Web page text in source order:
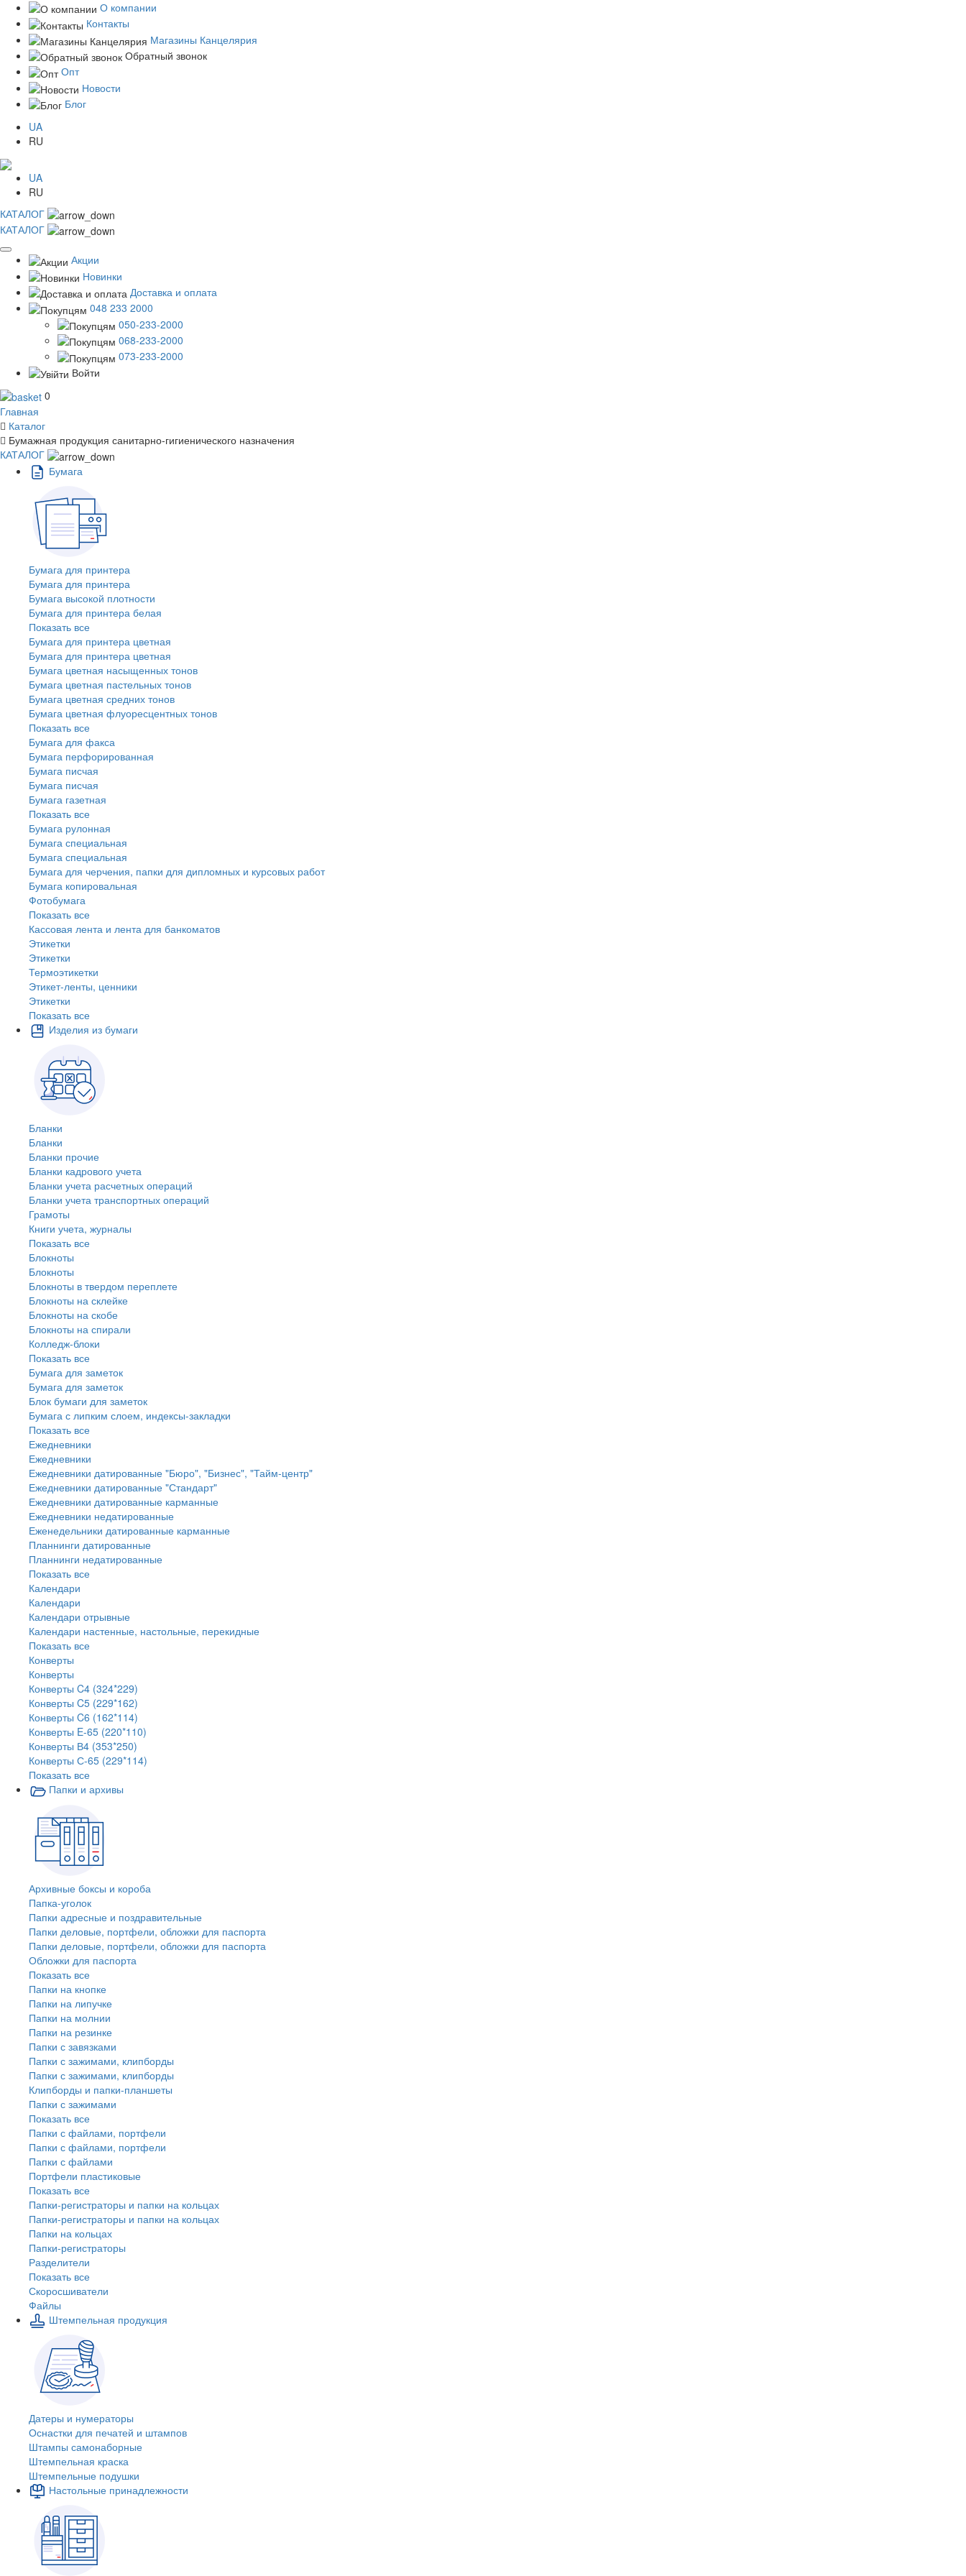
О компании
Контакты
Магазины Канцелярия
Обратный звонок
Опт
Новости
Блог
UA
RU
UA
RU
КАТАЛОГ
КАТАЛОГ
Акции
Новинки
Доставка и оплата
048 233 2000
050-233-2000
068-233-2000
073-233-2000
Войти
0
Главная
Каталог
Бумажная продукция санитарно-гигиенического назначения
КАТАЛОГ
Бумага
Бумага для принтера
Бумага для принтера
Бумага высокой плотности
Бумага для принтера белая
Показать все
Бумага для принтера цветная
Бумага для принтера цветная
Бумага цветная насыщенных тонов
Бумага цветная пастельных тонов
Бумага цветная средних тонов
Бумага цветная флуоресцентных тонов
Показать все
Бумага для факса
Бумага перфорированная
Бумага писчая
Бумага писчая
Бумага газетная
Показать все
Бумага рулонная
Бумага специальная
Бумага специальная
Бумага для черчения, папки для дипломных и курсовых работ
Бумага копировальная
Фотобумага
Показать все
Кассовая лента и лента для банкоматов
Этикетки
Этикетки
Термоэтикетки
Этикет-ленты, ценники
Этикетки
Показать все
Изделия из бумаги
Бланки
Бланки
Бланки прочие
Бланки кадрового учета
Бланки учета расчетных операций
Бланки учета транспортных операций
Грамоты
Книги учета, журналы
Показать все
Блокноты
Блокноты
Блокноты в твердом переплете
Блокноты на склейке
Блокноты на скобе
Блокноты на спирали
Колледж-блоки
Показать все
Бумага для заметок
Бумага для заметок
Блок бумаги для заметок
Бумага с липким слоем, индексы-закладки
Показать все
Ежедневники
Ежедневники
Ежедневники датированные "Бюро", "Бизнес", "Тайм-центр"
Ежедневники датированные "Стандарт"
Ежедневники датированные карманные
Ежедневники недатированные
Еженедельники датированные карманные
Планнинги датированные
Планнинги недатированные
Показать все
Календари
Календари
Календари отрывные
Календари настенные, настольные, перекидные
Показать все
Конверты
Конверты
Конверты C4 (324*229)
Конверты C5 (229*162)
Конверты C6 (162*114)
Конверты E-65 (220*110)
Конверты В4 (353*250)
Конверты С-65 (229*114)
Показать все
Папки и архивы
Архивные боксы и короба
Папка-уголок
Папки адресные и поздравительные
Папки деловые, портфели, обложки для паспорта
Папки деловые, портфели, обложки для паспорта
Обложки для паспорта
Показать все
Папки на кнопке
Папки на липучке
Папки на молнии
Папки на резинке
Папки с завязками
Папки с зажимами, клипборды
Папки с зажимами, клипборды
Клипборды и папки-планшеты
Папки с зажимами
Показать все
Папки с файлами, портфели
Папки с файлами, портфели
Папки с файлами
Портфели пластиковые
Показать все
Папки-регистраторы и папки на кольцах
Папки-регистраторы и папки на кольцах
Папки на кольцах
Папки-регистраторы
Разделители
Показать все
Скоросшиватели
Файлы
Штемпельная продукция
Датеры и нумераторы
Оснастки для печатей и штампов
Штампы самонаборные
Штемпельная краска
Штемпельные подушки
Настольные принадлежности